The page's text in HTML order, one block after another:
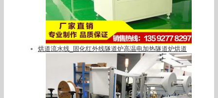
烘道流水线_固化红外线隧道炉高温电加热隧道炉烘道